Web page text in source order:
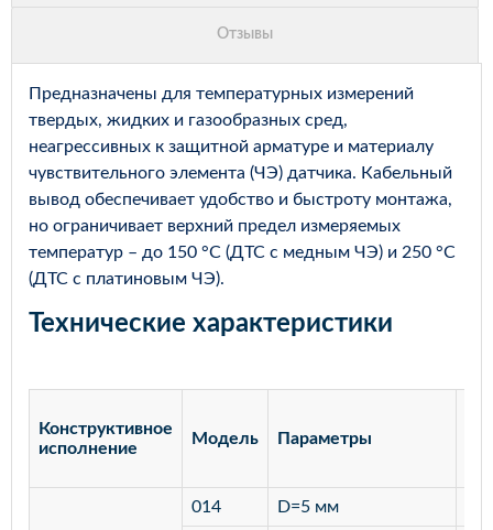
Предназначены для температурных измерений
твердых, жидких и газообразных сред,
неагрессивных к защитной арматуре и материалу
чувствительного элемента (ЧЭ) датчика. Кабельный
вывод обеспечивает удобство и быстроту монтажа,
но ограничивает верхний предел измеряемых
температур – до 150 °С (ДТС с медным ЧЭ) и 250 °С
(ДТС с платиновым ЧЭ).
Технические характеристики
Конструктивное
исполнение
Модель Параметры
014 D=5 мм